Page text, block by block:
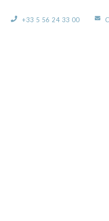
+33 5 56 24 33 00